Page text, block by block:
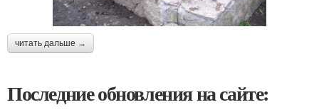
читать дальше →
Последние обновления на сайте: